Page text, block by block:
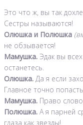
Это что ж, вы так
Сестры называются!
Олюшка и Полюшка
не обзывается!
Мамушка. Эдак вы
останетесь.
Олюшка. Да я если
Главное точно
Мамушка. Право
Полюшка. А я парней
глаза как звезды!